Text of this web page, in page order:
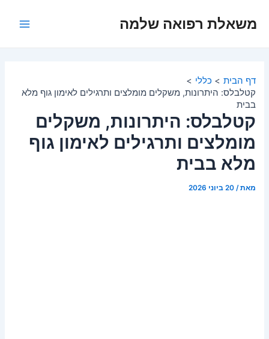
לתוכןמשאלת רפואה שלמה
דף הבית
כללי
קטלבלס: היתרונות, משקלים מומלצים ותרגילים לאימון גוף מלא
בבית
קטלבלס: היתרונות, משקלים
מומלצים ותרגילים לאימון גוף
מלא בבית
מאת/20 ביוני 2026